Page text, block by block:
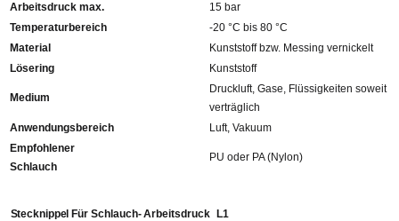
Arbeitsdruck max.
15 bar
Temperaturbereich
-20 °C bis 80 °C
Material
Kunststoff bzw. Messing vernickelt
Lösering
Kunststoff
Medium
Druckluft, Gase, Flüssigkeiten soweit
verträglich
Anwendungsbereich
Luft, Vakuum
Empfohlener
Schlauch
PU oder PA (Nylon)
Stecknippel Für Schlauch-Arbeitsdruck L1